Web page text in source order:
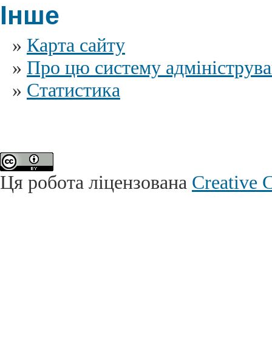
Інше
» Карта сайту
» Про цю систему
» Статистика
Ця робота ліцензована Creative